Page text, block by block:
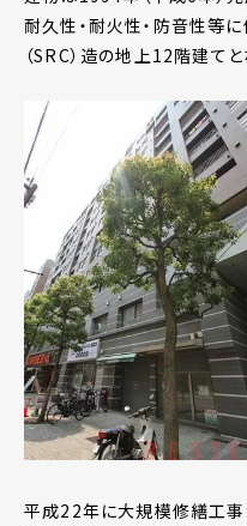
耐久性・耐火性・防音性等
（SRC）造の地上12階建てと
平成22年に大規模修繕工事